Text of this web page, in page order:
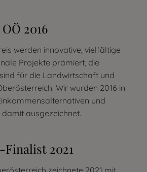
2016
werden innovative, vielfältige
Projekte prämiert, die
für die Landwirtschaft und
Wir wurden 2016 in
und
damit ausgezeichnet.
2021
zeichnete 2021 mit